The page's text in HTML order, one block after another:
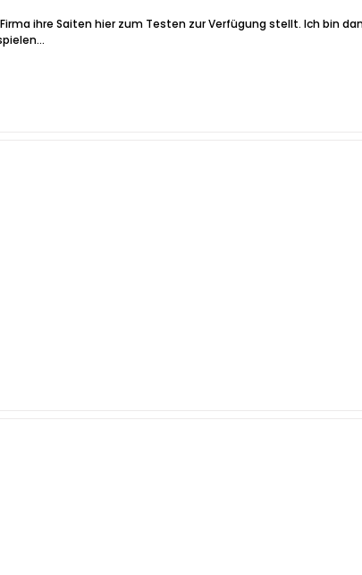
ihre Saiten hier zum Testen zur Verfügung stellt. Ich bin